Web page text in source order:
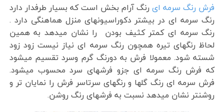
فرش رنگ سرمه ایرنگ آرام بخش است که بسیار طرفدار دارد
رنگ سرمه ای در بیشتر دکوراسیونهای منزل هماهنگی دارد .
رنگ سرمه ای کمتر کثیف بودن را نشان میدهد به همین
لحاظ رنگهای تیره همچون رنگ سرمه ای نیاز نیست زود زود
شسته شود. معمولا فرش به دورنگ گرم وسرد تقسیم میشود
که فرش رنگ سرمه ای جزو فرشهای سرد محسوب میشود.
فرش سرمه ای رنگ گلها و رنگهای سرتاسر فرش را نمایان تر و
روشنتر نشان میدهد نسبت به فرشهای رنگ روشن.